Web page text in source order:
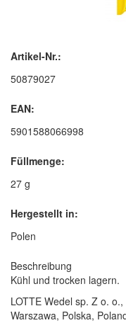
Artikel-Nr.:
50879027
EAN:
5901588066998
Füllmenge:
27 g
Hergestellt in:
Polen
Beschreibung
Kühl und trocken lagern.
LOTTE Wedel sp. Z o.
Warszawa, Polska,